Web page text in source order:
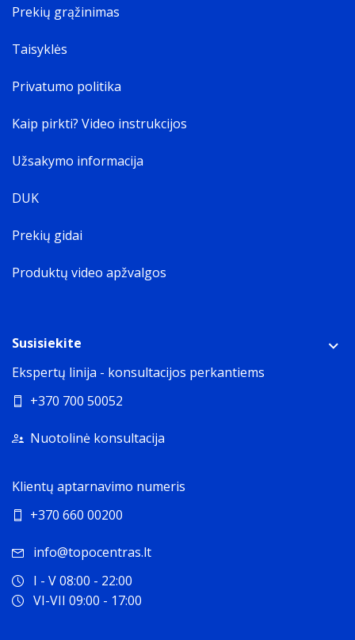
Prekių grąžinimas
Taisyklės
Privatumo politika
Kaip pirkti? Video instrukcijos
Užsakymo informacija
DUK
Prekių gidai
Produktų video apžvalgos
Susisiekite
Ekspertų linija - konsultacijos perkantiems
+370 700 50052
Nuotolinė konsultacija
Klientų aptarnavimo numeris
+370 660 00200
info@topocentras.lt
I - V 08:00 - 22:00
VI-VII 09:00 - 17:00